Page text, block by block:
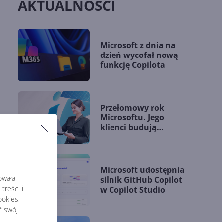
treści i
swój
AKTUALNOŚCI
Microsoft z dnia na
dzień wycofał nową
funkcję Copilota
Przełomowy rok
Microsoftu. Jego
klienci budują
Microsoft udostępnia
silnik GitHub Copilot
w Copilot Studio